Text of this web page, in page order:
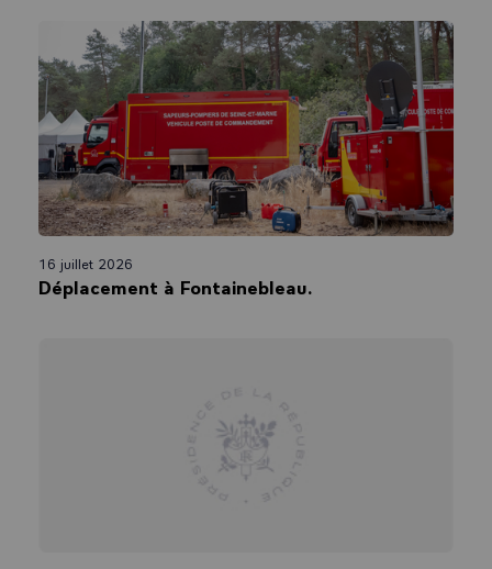
Je sais pouvoir compter sur vous pour aller massivement voter les 30
juin et 7 juillet prochains. La France a besoin d'une majorité claire pour
agir dans la sérénité et la concorde. Être Français est toujours se hisser
à la hauteur des temps quand il l'exige, connaître le prix du vote et le
goût de la liberté, agir quelles que soient les circonstances en
responsabilité. C'est, au fond, choisir d'écrire l'histoire plutôt que de la
subir. C'est maintenant.
Vive la République ! Vive la France !
16 juillet 2026
Déplacement à Fontainebleau.